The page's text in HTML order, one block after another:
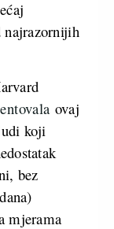
najrazornijih
ovaj
koji
bez
mjerama